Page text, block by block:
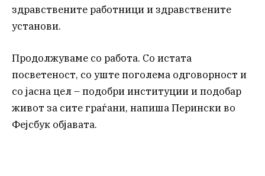
здравствените работници и здравствените
установи.
Продолжуваме со работа. Со истата
посветеност, со уште поголема одговорност и
со јасна цел – подобри институции и подобар
живот за сите граѓани, напиша Перински во
Фејсбук објавата.